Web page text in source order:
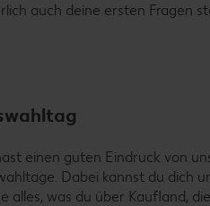
auch deine ersten Fragen
einen guten Eindruck von
Dabei kannst du dich
alles, was du über Kaufland,